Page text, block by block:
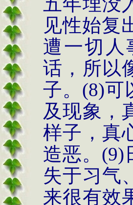
见性始复
遭一切人
话，所以
子。 (8)可
及现象，
样子，真
造恶。 (9)
失于习气
来很有效